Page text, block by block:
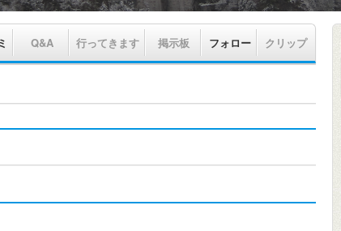
Q&A 行ってきます 掲示板 フォロー クリップ